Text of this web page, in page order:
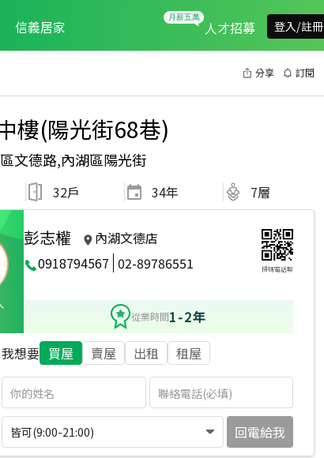
信義居家 人才招募 登入/註冊
分享 訂閱
樓(陽光街68巷)
文德路,內湖區陽光街
32戶 34年 7層
彭志權
內湖文德店
0918794567 02-89786551 掃碼電話聊
從業時間1-2年
我想要 買屋 賣屋 出租 租屋
皆可(9:00-21:00) 回電給我